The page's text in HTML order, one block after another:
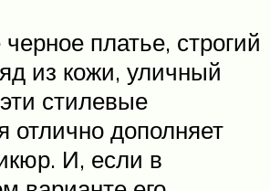
платье, строгий
из кожи, уличный
стилевые
отлично дополняет
И, если в